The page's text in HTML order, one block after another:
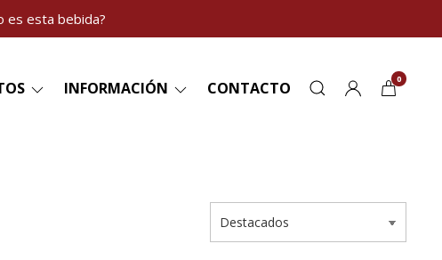
es esta bebida?
INFORMACIÓN CONTACTO 0